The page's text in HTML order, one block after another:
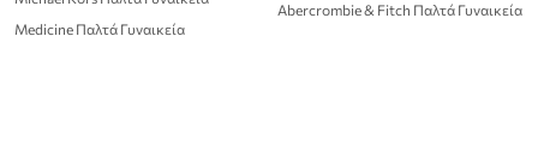
Medicine Παλτά Γυναικεία
Abercrombie & Fitch Παλτά Γυναικεία